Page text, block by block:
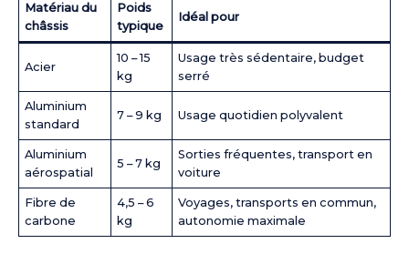
Matériau du
châssis
Poids
typique
Idéal pour
Acier
10 – 15
kg
Usage très sédentaire, budget
serré
Aluminium
standard
7 – 9 kg Usage quotidien polyvalent
Aluminium
aérospatial
5 – 7 kg
Sorties fréquentes, transport en
voiture
Fibre de
carbone
4,5 – 6
kg
Voyages, transports en commun,
autonomie maximale